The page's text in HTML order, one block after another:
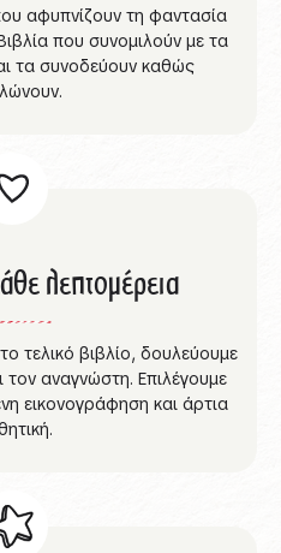
αφυπνίζουν τη φαντασία
που συνομιλούν με τα
τα συνοδεύουν καθώς
λεπτομέρεια
τελικό βιβλίο, δουλεύουμε
αναγνώστη. Επιλέγουμε
εικονογράφηση και άρτια